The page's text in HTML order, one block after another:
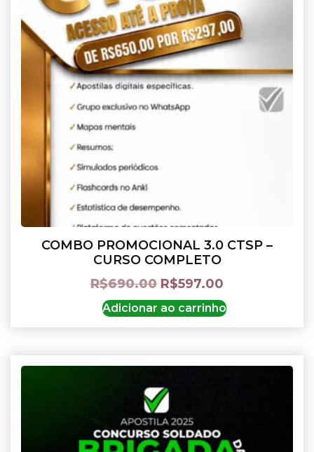
COMBO PROMOCIONAL 3.0 CTSP –
CURSO COMPLETO
R$690.00 R$597.00
Adicionar ao carrinho